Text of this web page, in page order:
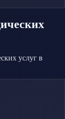
услуг в